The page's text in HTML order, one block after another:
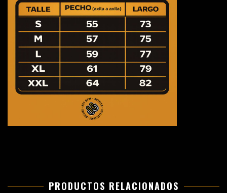
PRODUCTOS RELACIONADOS